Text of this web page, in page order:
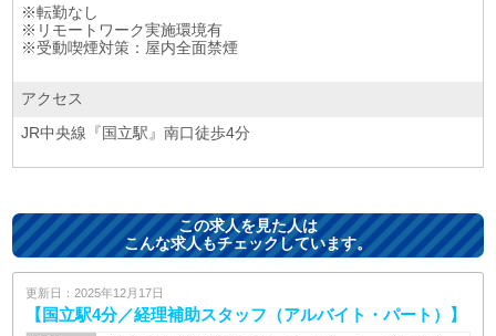
※転勤なし
※リモートワーク実施環境有
※受動喫煙対策：屋内全面禁煙
アクセス
JR中央線『国立駅』南口徒歩4分
この求人を見た人は
こんな求人もチェックしています。
更新日：2025年12月17日
【国立駅4分／経理補助スタッフ（アルバイト・パート）】